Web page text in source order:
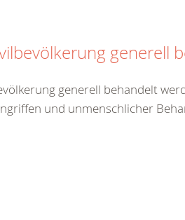
generell
generell behandelt
und unmenschlicher